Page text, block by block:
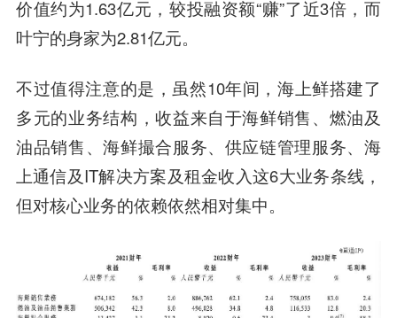
价值约为1.63亿元，较投融资额“赚”了近3倍，而
叶宁的身家为2.81亿元。
不过值得注意的是，虽然10年间，海上鲜搭建了
多元的业务结构，收益来自于海鲜销售、燃油及
油品销售、海鲜撮合服务、供应链管理服务、海
上通信及IT解决方案及租金收入这6大业务条线，
但对核心业务的依赖依然相对集中。